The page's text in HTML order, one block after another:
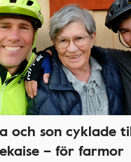
och son cyklade
– för farmor